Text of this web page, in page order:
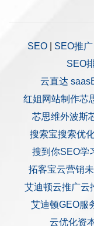
SEO SEO推广
SEO
云直达
红姐网站制作芯
芯思维外波斯
搜索宝搜索优
搜到你SEO学
拓客宝云营销
艾迪顿云推广云
艾迪顿GEO服
云优化资